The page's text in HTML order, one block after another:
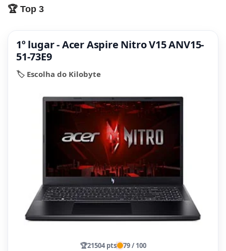
🏆 Top 3
1º lugar - Acer Aspire Nitro V15 ANV15-
51-73E9
🏷️ Escolha do Kilobyte
🏆21504 pts 79 / 100